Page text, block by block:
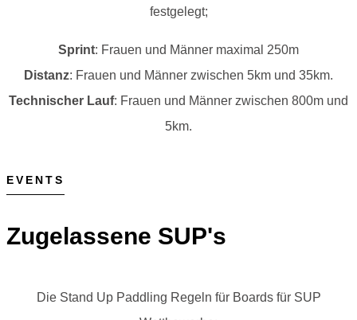
festgelegt;
Sprint: Frauen und Männer maximal 250m
Distanz: Frauen und Männer zwischen 5km und 35km.
Technischer Lauf: Frauen und Männer zwischen 800m und
5km.
EVENTS
Zugelassene SUP's
Die Stand Up Paddling Regeln für Boards für SUP